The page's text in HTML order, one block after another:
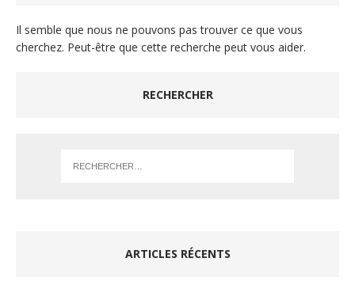
Il semble que nous ne pouvons pas trouver ce que vous
cherchez. Peut-être que cette recherche peut vous aider.
RECHERCHER
ARTICLES RÉCENTS